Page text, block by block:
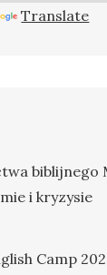
Translate
biblijnego
i kryzysie
Camp